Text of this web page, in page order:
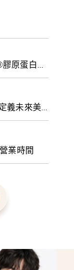
原蛋白植
義未來美
育模式 串
業時間